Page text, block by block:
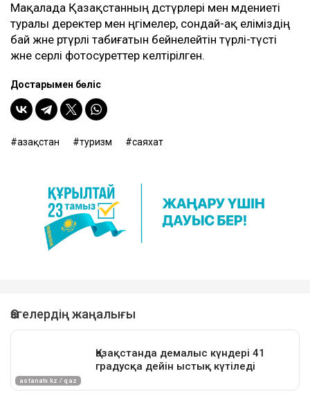
Мақалада Қазақстанның дәстүрлері мен мәдениеті
туралы деректер мен әңгімелер, сондай-ақ еліміздің
бай және әртүрлі табиғатын бейнелейтін түрлі-түсті
және әсерлі фотосуреттер келтірілген.
Достарыңмен бөліс
Қазақстан туризм саяхат